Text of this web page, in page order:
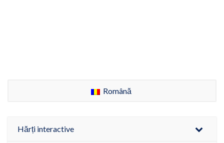
Română
Hărți interactive